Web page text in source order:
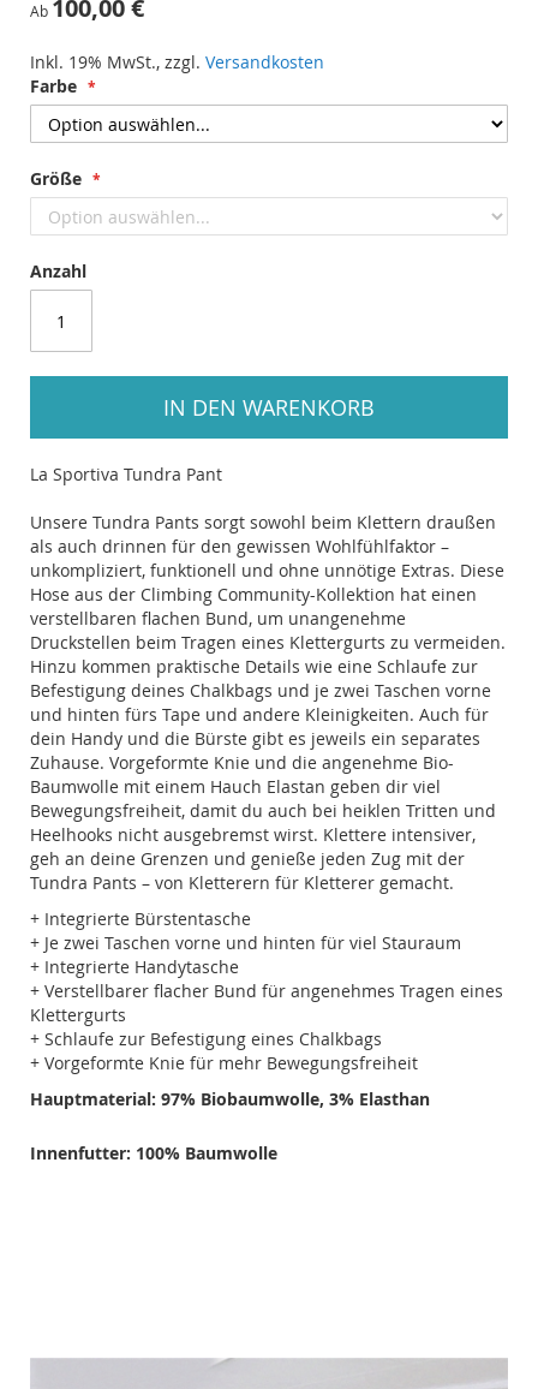
Ab 100,00 €
Inkl. 19% MwSt., zzgl. Versandkosten
Farbe
Größe
Anzahl
IN DEN WARENKORB
La Sportiva Tundra Pant
Unsere Tundra Pants sorgt sowohl beim Klettern draußen
als auch drinnen für den gewissen Wohlfühlfaktor –
unkompliziert, funktionell und ohne unnötige Extras. Diese
Hose aus der Climbing Community-Kollektion hat einen
verstellbaren flachen Bund, um unangenehme
Druckstellen beim Tragen eines Klettergurts zu vermeiden.
Hinzu kommen praktische Details wie eine Schlaufe zur
Befestigung deines Chalkbags und je zwei Taschen vorne
und hinten fürs Tape und andere Kleinigkeiten. Auch für
dein Handy und die Bürste gibt es jeweils ein separates
Zuhause. Vorgeformte Knie und die angenehme Bio-
Baumwolle mit einem Hauch Elastan geben dir viel
Bewegungsfreiheit, damit du auch bei heiklen Tritten und
Heelhooks nicht ausgebremst wirst. Klettere intensiver,
geh an deine Grenzen und genieße jeden Zug mit der
Tundra Pants – von Kletterern für Kletterer gemacht.
+ Integrierte Bürstentasche
+ Je zwei Taschen vorne und hinten für viel Stauraum
+ Integrierte Handytasche
+ Verstellbarer flacher Bund für angenehmes Tragen eines
Klettergurts
+ Schlaufe zur Befestigung eines Chalkbags
+ Vorgeformte Knie für mehr Bewegungsfreiheit
Hauptmaterial: 97% Biobaumwolle, 3% Elasthan
Innenfutter: 100% Baumwolle
ANFANG
BILDERGALERIE
SPRINGEN